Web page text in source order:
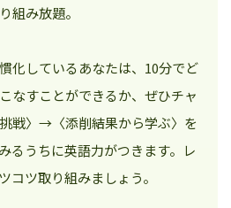
組み放題。
化しているあなたは、10分でど
なすことができるか、ぜひチャ
戦〉→〈添削結果から学ぶ〉を
るうちに英語力がつきます。レ
コツ取り組みましょう。